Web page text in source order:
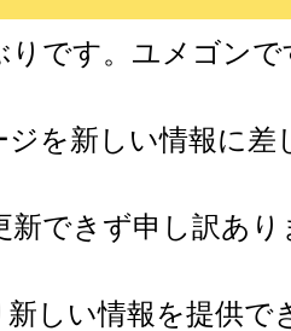
りです。ユメゴンで
ジを新しい情報に差
新できず申し訳あり
しい情報を提供で